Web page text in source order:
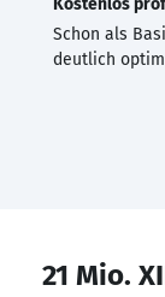
Schon als
deutlich
21 Mio.